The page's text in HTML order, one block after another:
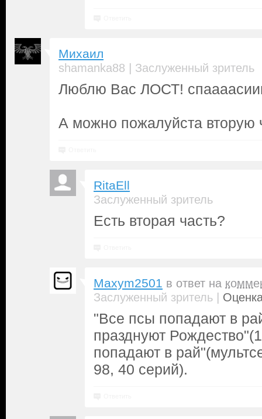
Михаил
shamanka88 | Заслуженный зритель
Люблю Вас ЛОСТ!
А можно пожалуйста вторую
RitaEll
Заслуженный зритель
Есть вторая часть?
Maxym2501 в ответ на
Заслуженный зритель |
"Все псы попадают в
празднуют
попадают в
98, 40 серий).